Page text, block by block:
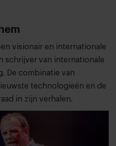
visionair en internationale
schrijver van internationale
De combinatie van
technologieën en de
in zijn verhalen.